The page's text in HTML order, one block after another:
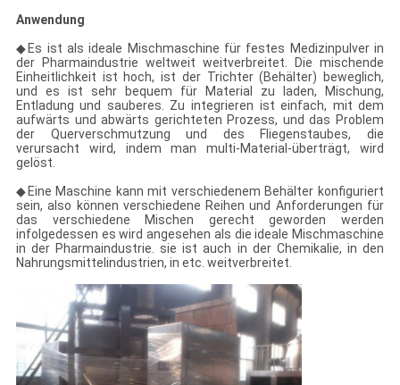
Anwendung
◆Es ist als ideale Mischmaschine für festes Medizinpulver in
der Pharmaindustrie weltweit weitverbreitet. Die mischende
Einheitlichkeit ist hoch, ist der Trichter (Behälter) beweglich,
und es ist sehr bequem für Material zu laden, Mischung,
Entladung und sauberes. Zu integrieren ist einfach, mit dem
aufwärts und abwärts gerichteten Prozess, und das Problem
der Querverschmutzung und des Fliegenstaubes, die
verursacht wird, indem man multi-Material-überträgt, wird
gelöst.
◆Eine Maschine kann mit verschiedenem Behälter konfiguriert
sein, also können verschiedene Reihen und Anforderungen für
das verschiedene Mischen gerecht geworden werden
infolgedessen es wird angesehen als die ideale Mischmaschine
in der Pharmaindustrie. sie ist auch in der Chemikalie, in den
Nahrungsmittelindustrien, in etc. weitverbreitet.